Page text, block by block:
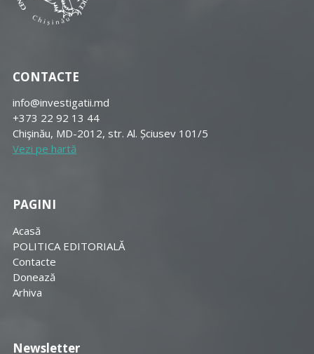
CONTACTE
info@investigatii.md
+373 22 92 13 44
Chişinău, MD-2012, str. Al. Șciusev 101/5
Vezi pe hartă
PAGINI
Acasă
POLITICA EDITORIALĂ
Contacte
Donează
Arhiva
Newsletter